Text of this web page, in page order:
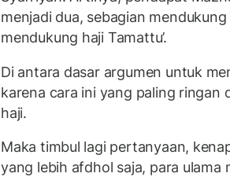
menjadi dua, sebagian mendukung
mendukung haji Tamattu’.
Di antara dasar argumen untuk
karena cara ini yang paling ringan
haji.
Maka timbul lagi pertanyaan,
yang lebih afdhol saja, para ulama